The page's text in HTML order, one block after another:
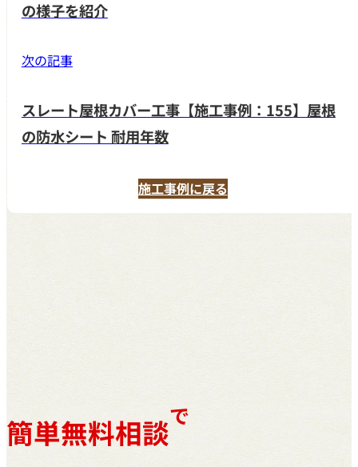
の様子を紹介
次の記事
スレート屋根カバー工事【施工事例：155】屋根
の防水シート 耐用年数
施工事例に戻る
簡単無料相談で